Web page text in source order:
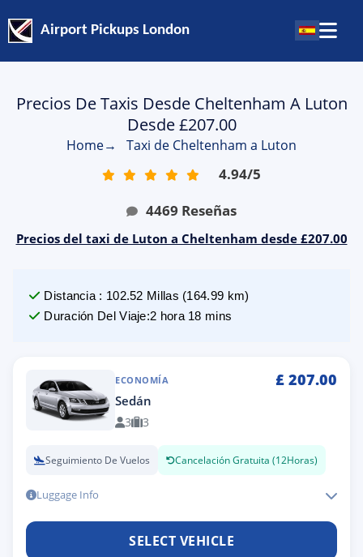
Airport Pickups London
Precios De Taxis Desde Cheltenham A Luton
Desde £207.00
Home→ Taxi de Cheltenham a Luton
4.94/5
4469 Reseñas
Precios del taxi de Luton a Cheltenham desde £207.00
Distancia : 102.52 Millas (164.99 km)
Duración Del Viaje:2 hora 18 mins
ECONOMÍA £ 207.00
Sedán
3 3
Seguimiento De Vuelos Cancelación Gratuita (12Horas)
Luggage Info
SELECT VEHICLE